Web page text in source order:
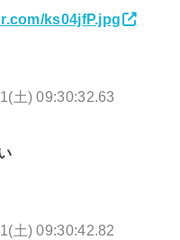
ks04jfP.jpg
土) 09:30:32.63
土) 09:30:42.82